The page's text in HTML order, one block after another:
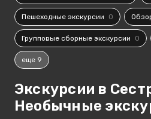
Пешеходные экскурсии 0
Групповые сборные экскурсии 0
еще 9
Экскурсии в
Необычные